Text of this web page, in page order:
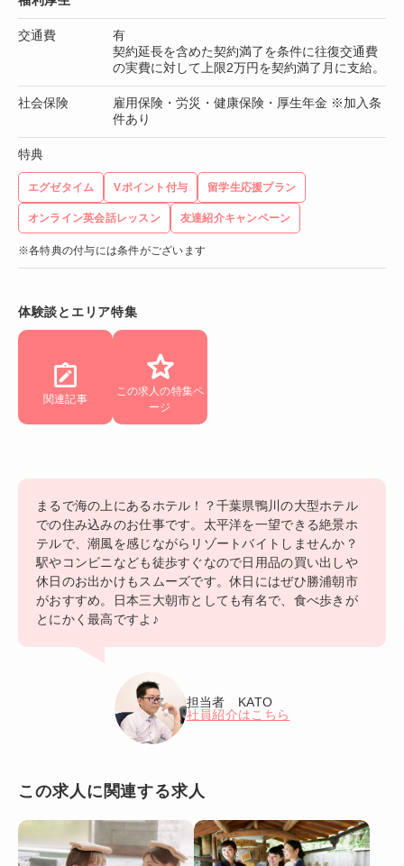
交通費
有
契約延長を含めた契約満了を条件に往復交通費
の実費に対して上限2万円を契約満了月に支給。
社会保険
雇用保険・労災・健康保険・厚生年金 ※加入条
件あり
特典
エグゼタイム Vポイント付与 留学生応援プラン
オンライン英会話レッスン 友達紹介キャンペーン
※各特典の付与には条件がございます
体験談とエリア特集
関連記事
この求人の特集ペ
ージ
まるで海の上にあるホテル！？千葉県鴨川の大型ホテル
での住み込みのお仕事です。太平洋を一望できる絶景ホ
テルで、潮風を感じながらリゾートバイトしませんか？
駅やコンビニなども徒歩すぐなので日用品の買い出しや
休日のお出かけもスムーズです。休日にはぜひ勝浦朝市
がおすすめ。日本三大朝市としても有名で、食べ歩きが
とにかく最高ですよ♪
担当者 KATO
社員紹介はこちら
この求人に関連する求人